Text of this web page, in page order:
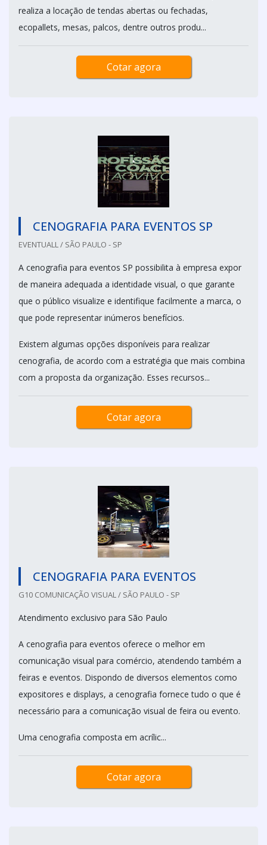
realiza a locação de tendas abertas ou fechadas,
ecopallets, mesas, palcos, dentre outros produ...
Cotar agora
CENOGRAFIA PARA EVENTOS SP
EVENTUALL / SÃO PAULO - SP
A cenografia para eventos SP possibilita à empresa expor
de maneira adequada a identidade visual, o que garante
que o público visualize e identifique facilmente a marca, o
que pode representar inúmeros benefícios.
Existem algumas opções disponíveis para realizar
cenografia, de acordo com a estratégia que mais combina
com a proposta da organização. Esses recursos...
Cotar agora
CENOGRAFIA PARA EVENTOS
G10 COMUNICAÇÃO VISUAL / SÃO PAULO - SP
Atendimento exclusivo para São Paulo
A cenografia para eventos oferece o melhor em
comunicação visual para comércio, atendendo também a
feiras e eventos. Dispondo de diversos elementos como
expositores e displays, a cenografia fornece tudo o que é
necessário para a comunicação visual de feira ou evento.
Uma cenografia composta em acrílic...
Cotar agora